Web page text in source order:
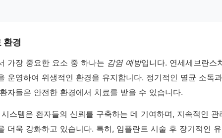
환경
가장 중요한 요소 중 하나는 감염 예방입니다. 연세세브란스
운영하여 위생적인 환경을 유지합니다. 정기적인 멸균 소독
자들은 안전한 환경에서 치료를 받을 수 있습니다.
스템은 환자들의 신뢰를 구축하는 데 기여하며, 지속적인 관
더욱 강화하고 있습니다. 특히, 임플란트 시술 후 장기적인